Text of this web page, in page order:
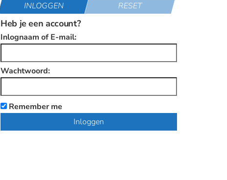
INLOGGEN RESET
Heb je een account?
Inlognaam of E-mail:
Wachtwoord:
Remember me